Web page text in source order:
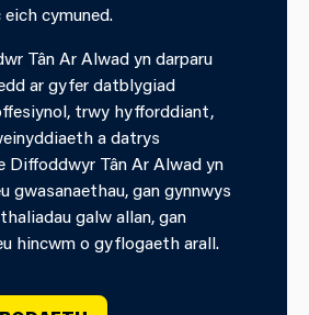
cymuned.
Tân Ar Alwad yn darparu
ar gyfer datblygiad
trwy hyfforddiant,
a datrys
Diffoddwyr Tân Ar Alwad yn
gwasanaethau, gan gynnwys
galw allan, gan
hincwm o gyflogaeth arall.